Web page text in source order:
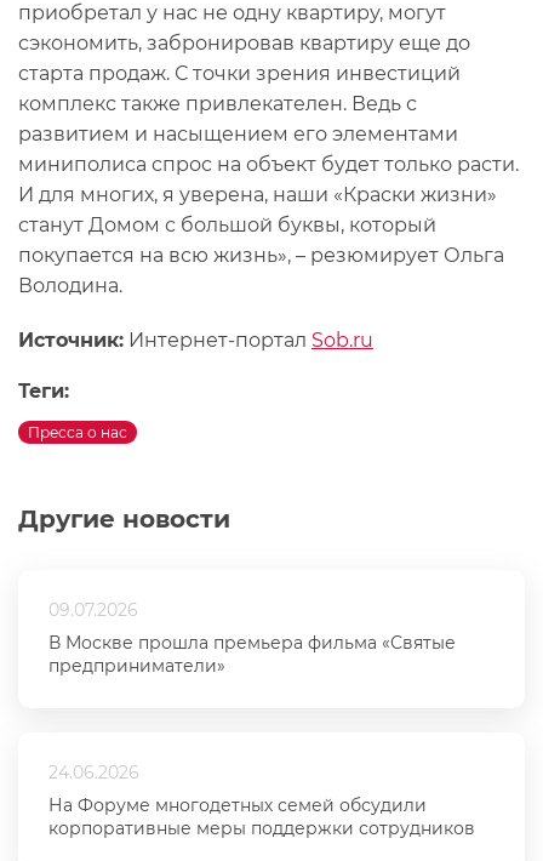
Другие новости
09.07.2026
В Москве прошла премьера фильма «Святые
предприниматели»
24.06.2026
На Форуме многодетных семей обсудили
корпоративные меры поддержки сотрудников
приобретал у нас не одну квартиру, могут
сэкономить, забронировав квартиру еще до
старта продаж. С точки зрения инвестиций
комплекс также привлекателен. Ведь с
развитием и насыщением его элементами
миниполиса спрос на объект будет только расти.
И для многих, я уверена, наши «Краски жизни»
станут Домом с большой буквы, который
покупается на всю жизнь», – резюмирует Ольга
Володина.
Источник: Интернет-портал Sob.ru
Теги:
Пресса о нас